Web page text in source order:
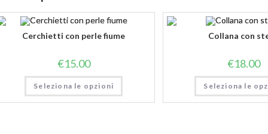
Cerchietti con perle fiume
€15.00
Seleziona le opzioni
Collana con
€18.00
Seleziona le